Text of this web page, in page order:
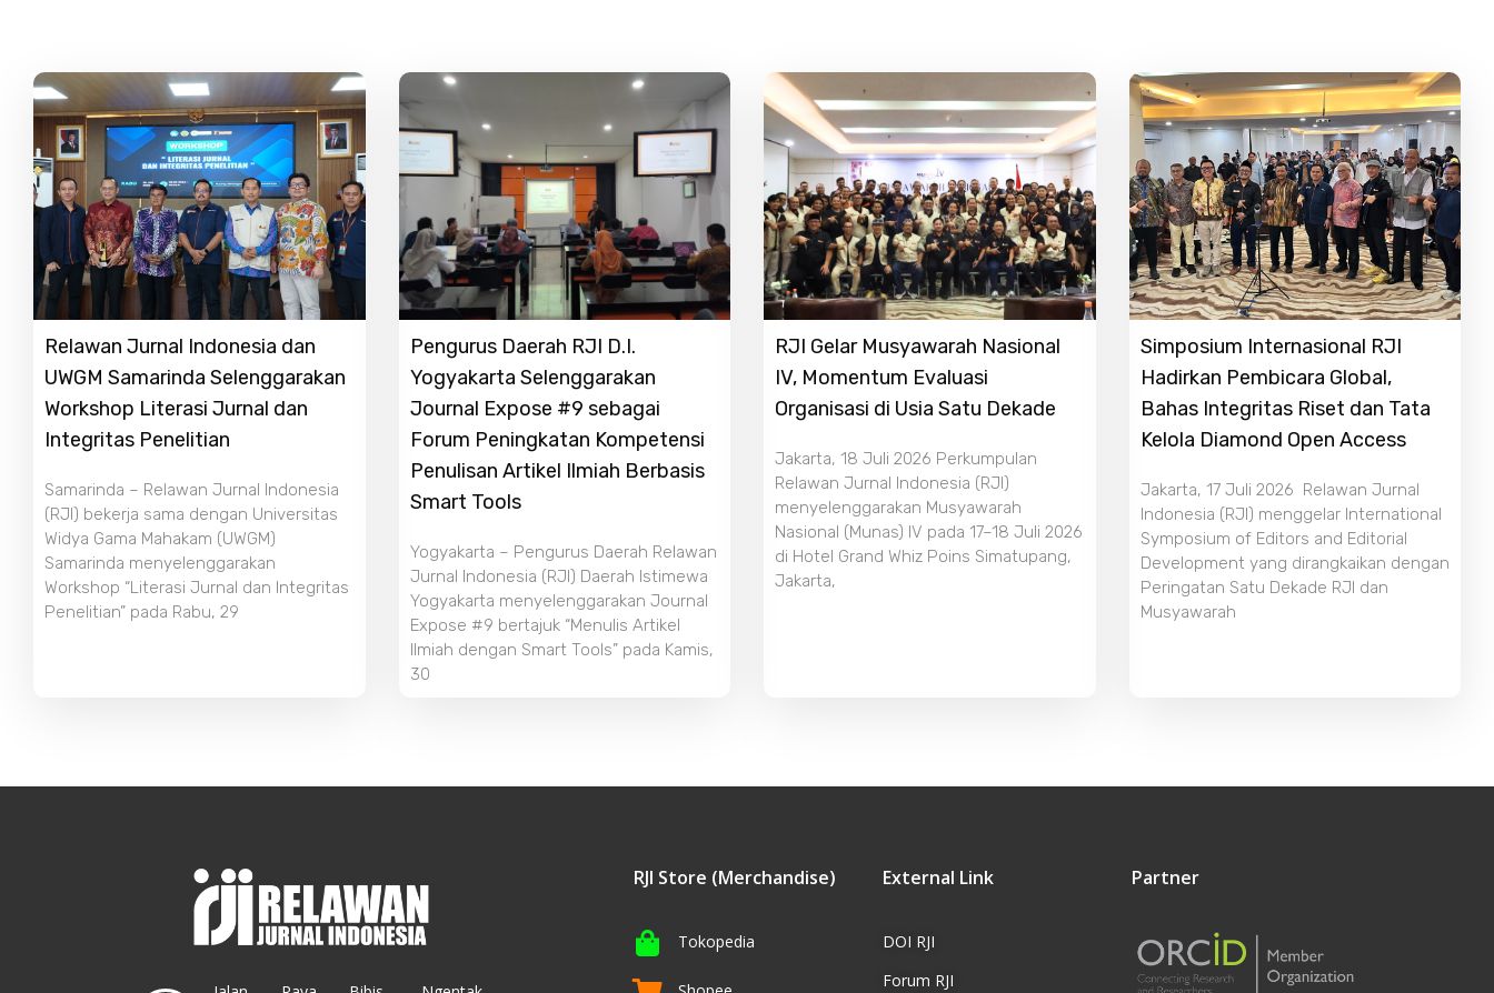
Relawan Jurnal Indonesia dan
UWGM Samarinda Selenggarakan
Workshop Literasi Jurnal dan
Integritas Penelitian
Samarinda – Relawan Jurnal Indonesia
(RJI) bekerja sama dengan Universitas
Widya Gama Mahakam (UWGM)
Samarinda menyelenggarakan
Workshop “Literasi Jurnal dan Integritas
Penelitian” pada Rabu, 29
Pengurus Daerah RJI D.I.
Yogyakarta Selenggarakan
Journal Expose #9 sebagai
Forum Peningkatan Kompetensi
Penulisan Artikel Ilmiah Berbasis
Smart Tools
Yogyakarta – Pengurus Daerah Relawan
Jurnal Indonesia (RJI) Daerah Istimewa
Yogyakarta menyelenggarakan Journal
Expose #9 bertajuk “Menulis Artikel
Ilmiah dengan Smart Tools” pada Kamis,
30
RJI Gelar Musyawarah Nasional
IV, Momentum Evaluasi
Organisasi di Usia Satu Dekade
Jakarta, 18 Juli 2026 Perkumpulan
Relawan Jurnal Indonesia (RJI)
menyelenggarakan Musyawarah
Nasional (Munas) IV pada 17–18 Juli 2026
di Hotel Grand Whiz Poins Simatupang,
Jakarta,
Simposium Internasional RJI
Hadirkan Pembicara Global,
Bahas Integritas Riset dan Tata
Kelola Diamond Open Access
Jakarta, 17 Juli 2026 Relawan Jurnal
Indonesia (RJI) menggelar International
Symposium of Editors and Editorial
Development yang dirangkaikan dengan
Peringatan Satu Dekade RJI dan
Musyawarah
RJI Store (Merchandise)
Tokopedia
External Link
DOI RJI
Forum RJI
Partner